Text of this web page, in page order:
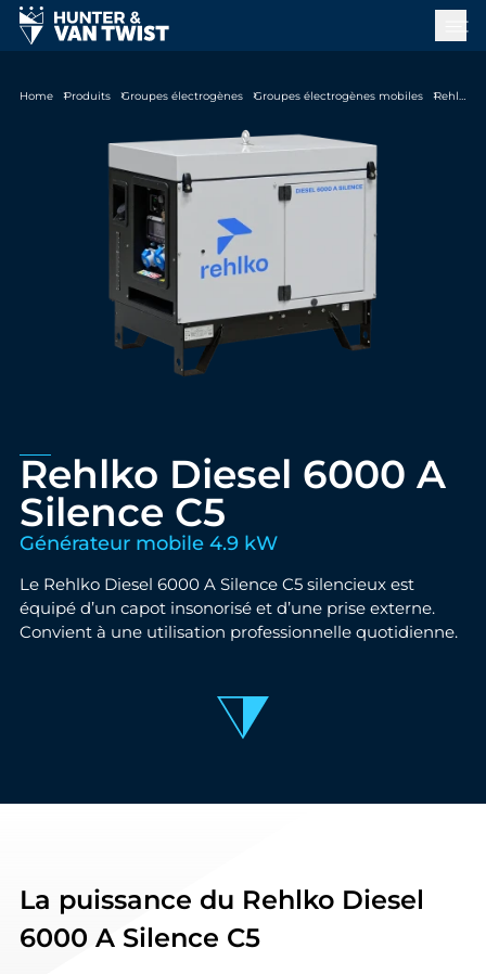
Home Produits Groupes électrogènes Groupes électrogènes mobiles Rehlko Diesel 6000 A Silence C5
Rehlko Diesel 6000 A
Silence C5
Générateur mobile 4.9 kW
Le Rehlko Diesel 6000 A Silence C5 silencieux est
équipé d’un capot insonorisé et d’une prise externe.
Convient à une utilisation professionnelle quotidienne.
La puissance du Rehlko Diesel
6000 A Silence C5